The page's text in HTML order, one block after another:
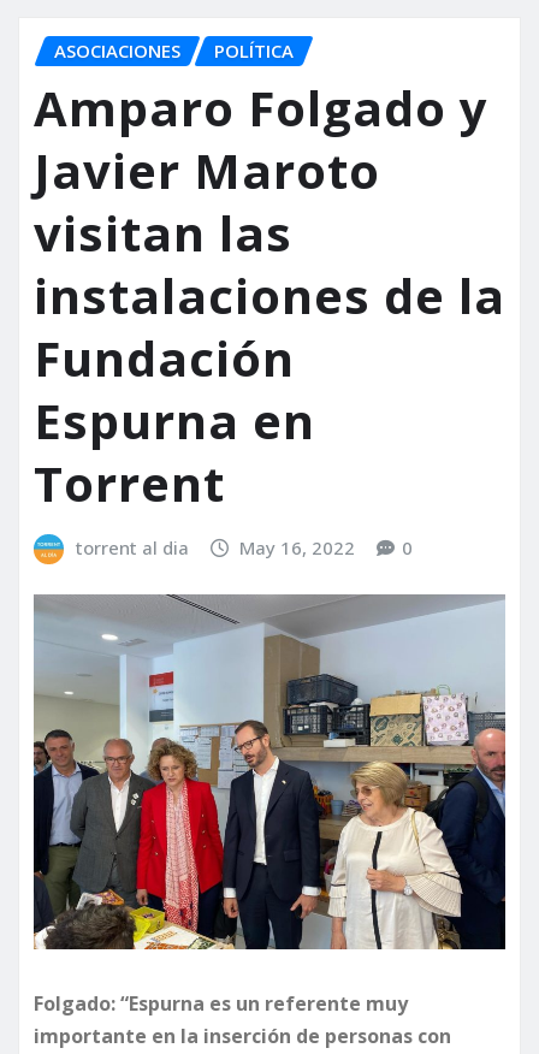
ASOCIACIONES POLÍTICA
Amparo Folgado y
Javier Maroto
visitan las
instalaciones de la
Fundación
Espurna en
Torrent
torrent al dia May 16, 2022 0
Folgado: “Espurna es un referente muy
importante en la inserción de personas con